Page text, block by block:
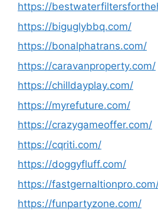
https://
https://biguglybbq.com/
https://bonalphatrans.com/
https://caravanproperty.com/
https://chilldayplay.com/
https://myrefuture.com/
https://crazygameoffer.com/
https://cqriti.com/
https://doggyfluff.com/
https://
https://funpartyzone.com/